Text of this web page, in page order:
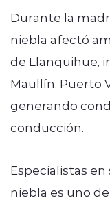
Durante la
niebla afectó
de Llanquihue,
Maullín, Puerto
generando
conducción.
Especialistas
niebla es uno